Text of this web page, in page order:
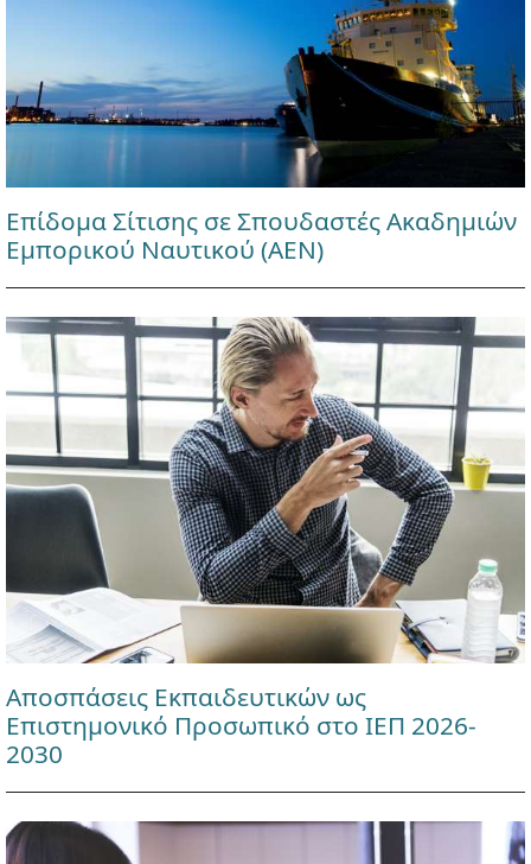
Επίδομα Σίτισης σε Σπουδαστές Ακαδημιών
Εμπορικού Ναυτικού (ΑΕΝ)
Αποσπάσεις Εκπαιδευτικών ως
Επιστημονικό Προσωπικό στο ΙΕΠ 2026-
2030